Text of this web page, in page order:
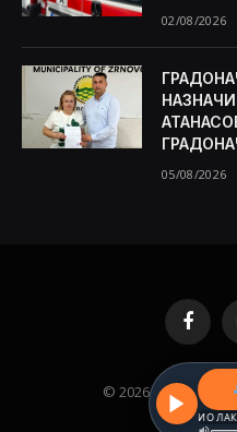
02/08/2026
05/08/2026
© 2026
РАДИО ЛАКОСТА